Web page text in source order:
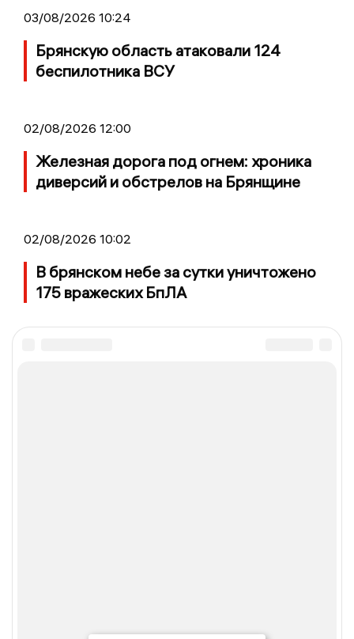
03/08/2026 10:24
Брянскую область атаковали 124
беспилотника ВСУ
02/08/2026 12:00
Железная дорога под огнем: хроника
диверсий и обстрелов на Брянщине
02/08/2026 10:02
В брянском небе за сутки уничтожено
175 вражеских БпЛА